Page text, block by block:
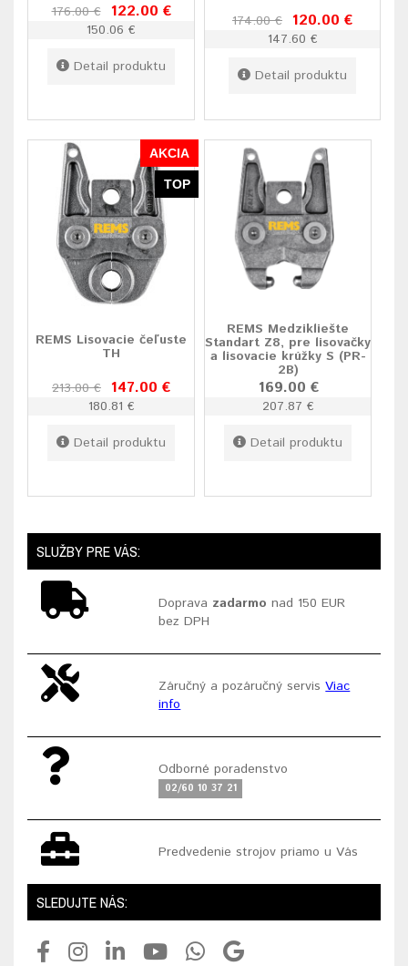
176.00 € 122.00 €
150.06 €
Detail produktu
174.00 € 120.00 €
147.60 €
Detail produktu
AKCIA
TOP
REMS Lisovacie čeľuste
TH
213.00 € 147.00 €
180.81 €
Detail produktu
REMS Medzikliešte
Standart Z8, pre lisovačky
a lisovacie krúžky S (PR-
2B)
169.00 €
207.87 €
Detail produktu
SLUŽBY PRE VÁS:
Doprava zadarmo nad 150 EUR
bez DPH
Záručný a pozáručný servisViac
info
Odborné poradenstvo
02/60 10 37 21
Predvedenie strojov priamo u Vás
SLEDUJTE NÁS: